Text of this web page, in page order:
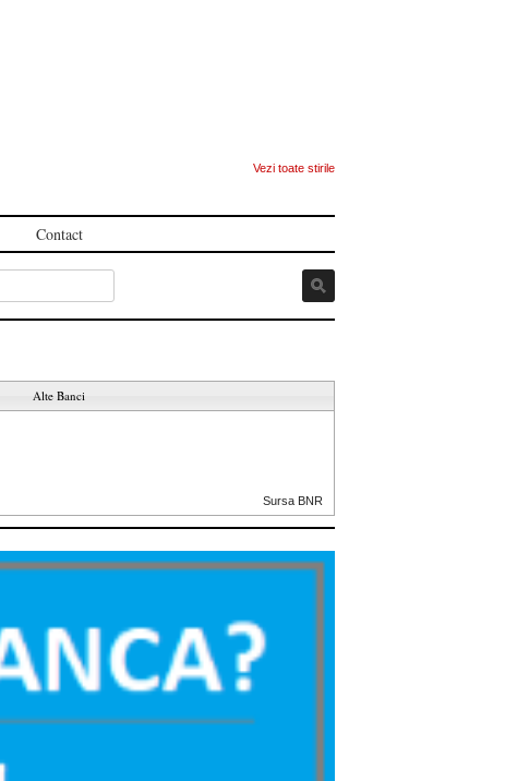
Vezi toate stirile
Contact
Alte Banci
Sursa BNR